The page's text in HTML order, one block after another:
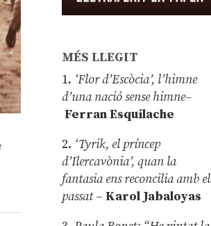
MÉS LLEGIT
1. ‘Flor d’Escòcia’, l’himne
d’una nació sense himne–
Ferran Esquilache
2. ‘Tyrik, el príncep
d’Ilercavònia’, quan la
fantasia ens reconcilia amb el
passat– Karol Jabaloyas